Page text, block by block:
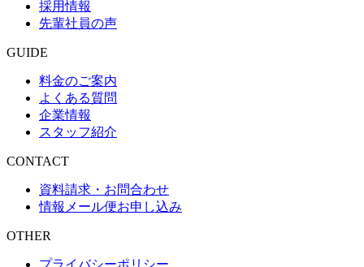
採用情報
先輩社員の声
GUIDE
料金のご案内
よくある質問
企業情報
スタッフ紹介
CONTACT
資料請求・お問合わせ
情報メール便お申し込み
OTHER
プライバシーポリシー